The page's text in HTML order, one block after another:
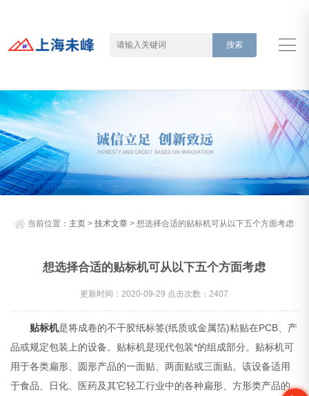
当前位置： 主页 >技术文章 > 想选择合适的贴标机可从以下五个方面考虑
想选择合适的贴标机可从以下五个方面考虑
更新时间：2020-09-29 点击次数：2407
贴标机是将成卷的不干胶纸标签(纸质或金属箔)粘贴在PCB、产
品或规定包装上的设备。贴标机是现代包装*的组成部分。贴标机可
用于各类扁形、圆形产品的一面贴、两面贴或三面贴。该设备适用
于食品、日化、医药及其它轻工行业中的各种扁形、方形类产品的